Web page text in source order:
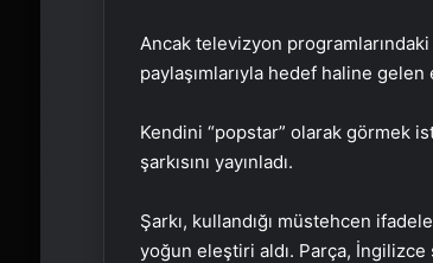
Ancak televizyon
paylaşımlarıyla hedef haline
Kendini “popstar” olarak görmek
şarkısını yayınladı.
Şarkı, kullandığı müstehcen
yoğun eleştiri aldı. Parça, İngilizce